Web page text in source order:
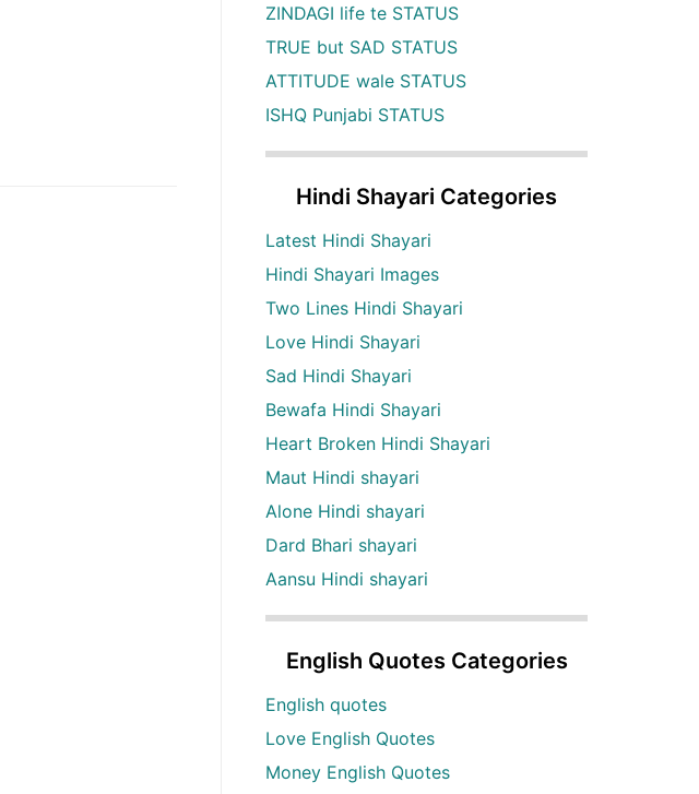
ZINDAGI life te STATUS
TRUE but SAD STATUS
ATTITUDE wale STATUS
ISHQ Punjabi STATUS
Hindi Shayari Categories
Latest Hindi Shayari
Hindi Shayari Images
Two Lines Hindi Shayari
Love Hindi Shayari
Sad Hindi Shayari
Bewafa Hindi Shayari
Heart Broken Hindi Shayari
Maut Hindi shayari
Alone Hindi shayari
Dard Bhari shayari
Aansu Hindi shayari
English Quotes Categories
English quotes
Love English Quotes
Money English Quotes